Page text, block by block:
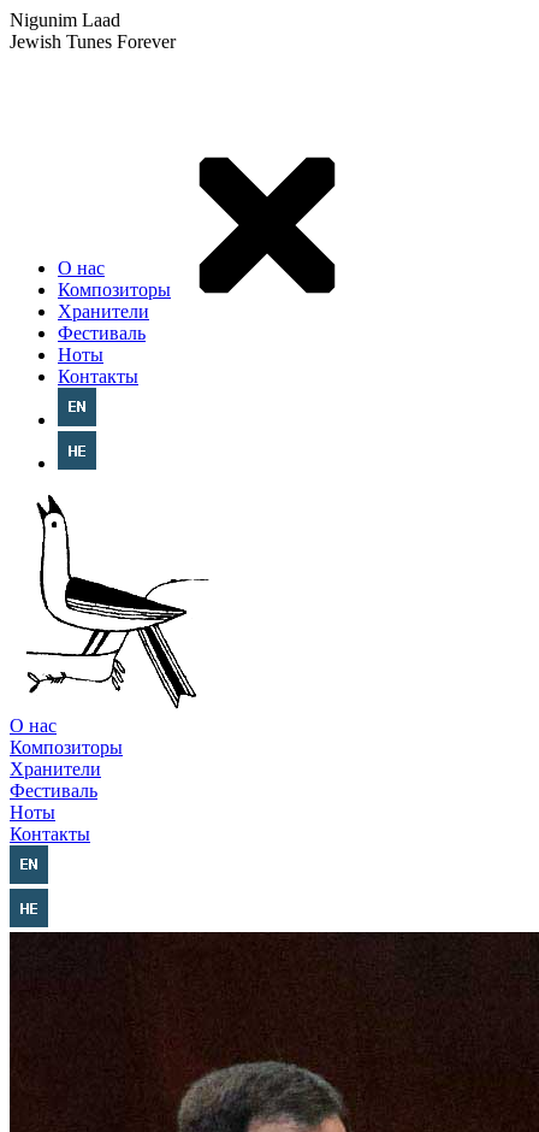
Nigunim Laad
Jewish Tunes Forever
О нас
Композиторы
Хранители
Фестиваль
Ноты
Контакты
О нас
Композиторы
Хранители
Фестиваль
Ноты
Контакты